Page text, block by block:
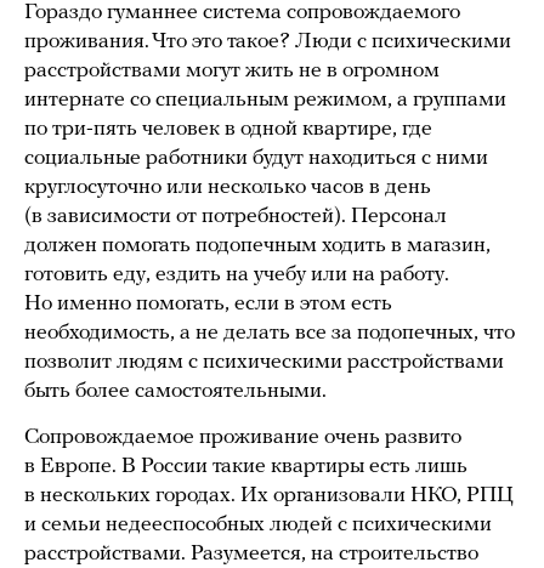
Гораздо гуманнее система сопровождаемого
проживания. Что это такое? Люди с психическими
расстройствами могут жить не в огромном
интернате со специальным режимом, а группами
по три-пять человек в одной квартире, где
социальные работники будут находиться с ними
круглосуточно или несколько часов в день
(в зависимости от потребностей). Персонал
должен помогать подопечным ходить в магазин,
готовить еду, ездить на учебу или на работу.
Но именно помогать, если в этом есть
необходимость, а не делать все за подопечных, что
позволит людям с психическими расстройствами
быть более самостоятельными.
Сопровождаемое проживание очень развито
в Европе. В России такие квартиры есть лишь
в нескольких городах. Их организовали НКО, РПЦ
и семьи недееспособных людей с психическими
расстройствами. Разумеется, на строительство